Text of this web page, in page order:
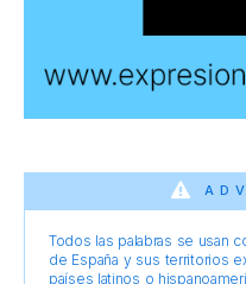
Todos las palabras se usan
de España y sus territorios
países latinos o